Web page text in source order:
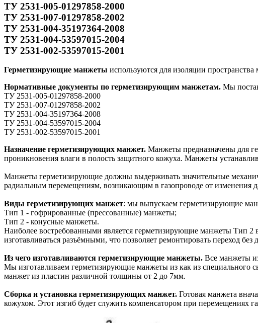
ТУ 2531-005-01297858-2000
ТУ 2531-007-01297858-2002
ТУ 2531-004-35197364-2008
ТУ 2531-004-53597015-2004
ТУ 2531-002-53597015-2001
Герметизирующие манжеты используются для изоляции
Нормативные документы по герметизирующим манжетам. Мы
ТУ 2531-005-01297858-2000
ТУ 2531-007-01297858-2002
ТУ 2531-004-35197364-2008
ТУ 2531-004-53597015-2004
ТУ 2531-002-53597015-2001
Назначение герметизирующих манжет. Манжеты предназначены для
проникновения влаги в полость защитного кожуха. Манжеты
Манжеты герметизирующие должны выдерживать значительные
радиальным перемещениям, возникающим в газопроводе от изменения
Виды герметизирующих манжет: мы выпускаем герметизирующие
Тип 1 - гофрированные (прессованные) манжеты;
Тип 2 - конусные манжеты.
Наиболее востребованными является герметизирующие манжеты Тип 2
изготавливаться разъёмными, что позволяет ремонтировать переход без
Из чего изготавливаются герметизирующие манжеты. Все манжеты
Мы изготавливаем герметизирующие манжеты из как из специального
манжет из пластин различной толщины от 2 до 7мм.
Сборка и установка герметизирующих манжет. Готовая манжета
кожухом. Этот изгиб будет служить компенсатором при перемещениях